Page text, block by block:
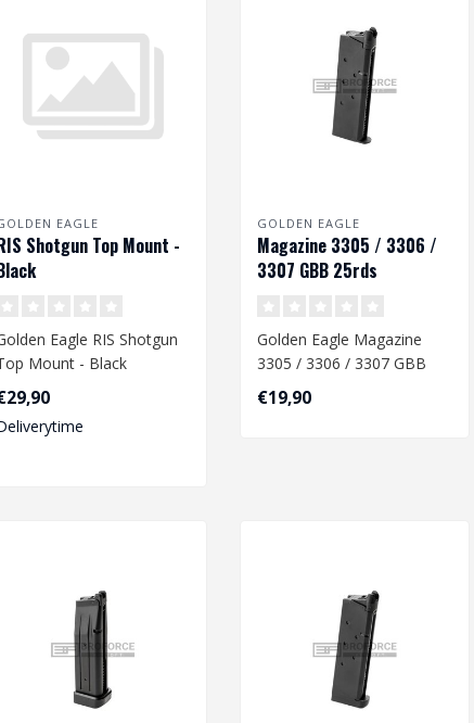
EAGLE
Shotgun Top Mount -
Eagle RIS Shotgun
Mount - Black
GOLDEN EAGLE
Magazine 3305 / 3306 /
3307 GBB 25rds
Golden Eagle Magazine
3305 / 3306 / 3307 GBB
25rds
€19,90